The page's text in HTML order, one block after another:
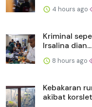
4 hours ago
Kriminal
Irsalina dian...
8 hours ago
Kebakaran
akibat